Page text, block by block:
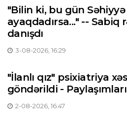
"Bilin ki, bu gün
ayaqdadırsa..." -- Sabiq
danışdı
3-08-2026, 16:29
"İlanlı qız" psixiatriya
göndərildi -
2-08-2026, 16:47